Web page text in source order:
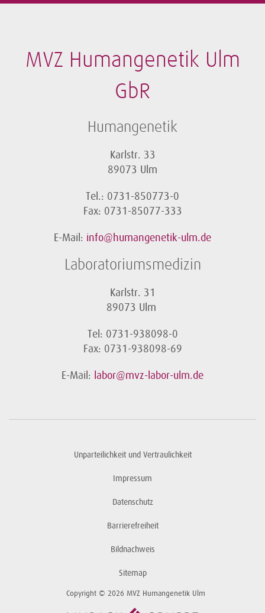
MVZ Humangenetik Ulm
GbR
Humangenetik
Karlstr. 33
89073 Ulm
Tel.: 0731-850773-0
Fax: 0731-85077-333
E-Mail: info@humangenetik-ulm.de
Laboratoriumsmedizin
Karlstr. 31
89073 Ulm
Tel: 0731-938098-0
Fax: 0731-938098-69
E-Mail: labor@mvz-labor-ulm.de
Unparteilichkeit und Vertraulichkeit
Impressum
Datenschutz
Barrierefreiheit
Bildnachweis
Sitemap
Copyright © 2026 MVZ Humangenetik Ulm